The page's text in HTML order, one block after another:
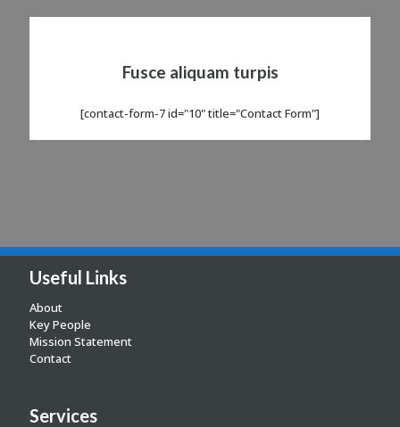
Fusce aliquam turpis
[contact-form-7 id="10" title="Contact Form"]
Useful Links
About
Key People
Mission Statement
Contact
Services